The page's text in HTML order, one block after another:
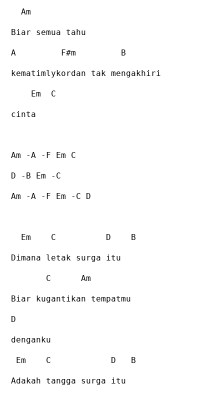
Am
Biar semua tahu
A F#m B
kematimlykordan tak mengakhiri
Em C
cinta
Am -A -F Em C
D -B Em -C
Am -A -F Em -C D
Em C D B
Dimana letak surga itu
C Am
Biar kugantikan tempatmu
D
denganku
Em C D B
Adakah tangga surga itu